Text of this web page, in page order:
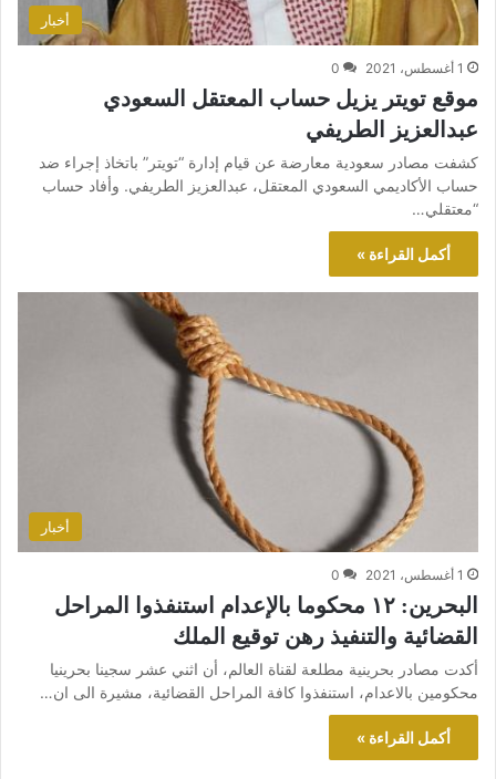
أخبار
1 أغسطس، 2021 0
موقع تويتر يزيل حساب المعتقل السعودي
عبدالعزيز الطريفي
كشفت مصادر سعودية معارضة عن قيام إدارة “تويتر” باتخاذ إجراء ضد
حساب الأكاديمي السعودي المعتقل، عبدالعزيز الطريفي. وأفاد حساب
“معتقلي…
أكمل القراءة »
أخبار
1 أغسطس، 2021 0
البحرين: ١٢ محكوما بالإعدام استنفذوا المراحل
القضائية والتنفيذ رهن توقيع الملك
أكدت مصادر بحرينية مطلعة لقناة العالم، أن اثني عشر سجينا بحرينيا
محكومين بالاعدام، استنفذوا كافة المراحل القضائية، مشيرة الى ان…
أكمل القراءة »